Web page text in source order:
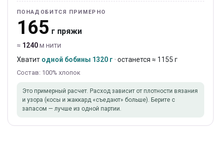
ПОНАДОБИТСЯ ПРИМЕРНО
165 г пряжи
≈ 1240м нити
Хватит одной бобины 1320 г · останется ≈ 1155 г
Состав: 100% хлопок
Это примерный расчет. Расход зависит от плотности вязания
и узора (косы и жаккард «съедают» больше). Берите с
запасом — лучше из одной партии.